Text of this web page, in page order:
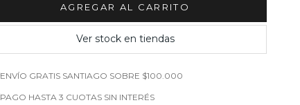
AGREGAR AL CARRITO
Ver stock en tiendas
ENVÍO GRATIS SANTIAGO SOBRE $100.000
PAGO HASTA 3 CUOTAS SIN INTERÉS